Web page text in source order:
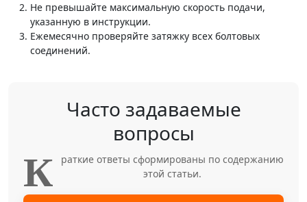
Не превышайте максимальную скорость подачи,
указанную в инструкции.
Ежемесячно проверяйте затяжку всех болтовых
соединений.
Часто задаваемые
вопросы
К
раткие ответы сформированы по содержанию
этой статьи.